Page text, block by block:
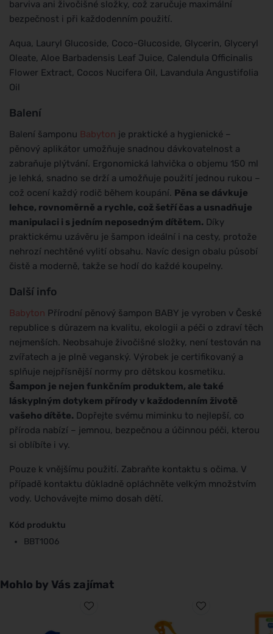
barviva ani živočišné složky, což zaručuje maximální
bezpečnost i při každodenním použití.
Aqua, Lauryl Glucoside, Coco-Glucoside, Glycerin, Glyceryl
Oleate, Aloe Barbadensis Leaf Juice, Calendula Officinalis
Flower Extract, Cocos Nucifera Oil, Lavandula Angustifolia
Oil
Balení
Balení šamponu Babyton je praktické a hygienické –
pěnový aplikátor umožňuje snadnou dávkovatelnost a
zabraňuje plýtvání. Ergonomická lahvička o objemu 150 ml
je lehká, snadno se drží a umožňuje použití jednou rukou –
což ocení každý rodič během koupání. Pěna se dávkuje
lehce, rovnoměrně a rychle, což šetří čas a usnadňuje
manipulaci i s jedním neposedným dítětem. Díky
praktickému uzávěru je šampon ideální i na cesty, protože
nehrozí nechtěné vylití obsahu. Navíc design obalu působí
čistě a moderně, takže se hodí do každé koupelny.
Další info
Babyton Přírodní pěnový šampon BABY je vyroben v České
republice s důrazem na kvalitu, ekologii a péči o zdraví těch
nejmenších. Neobsahuje živočišné složky, není testován na
zvířatech a je plně veganský. Výrobek je certifikovaný a
splňuje nejpřísnější normy pro dětskou kosmetiku.
Šampon je nejen funkčním produktem, ale také
láskyplným dotykem přírody v každodenním životě
vašeho dítěte. Dopřejte svému miminku to nejlepší, co
příroda nabízí – jemnou, bezpečnou a účinnou péči, kterou
si oblíbíte i vy.
Pouze k vnějšímu použití. Zabraňte kontaktu s očima. V
případě kontaktu důkladně opláchněte velkým množstvím
vody. Uchovávejte mimo dosah dětí.
Kód produktu
BBT1006
Mohlo by Vás zajímat